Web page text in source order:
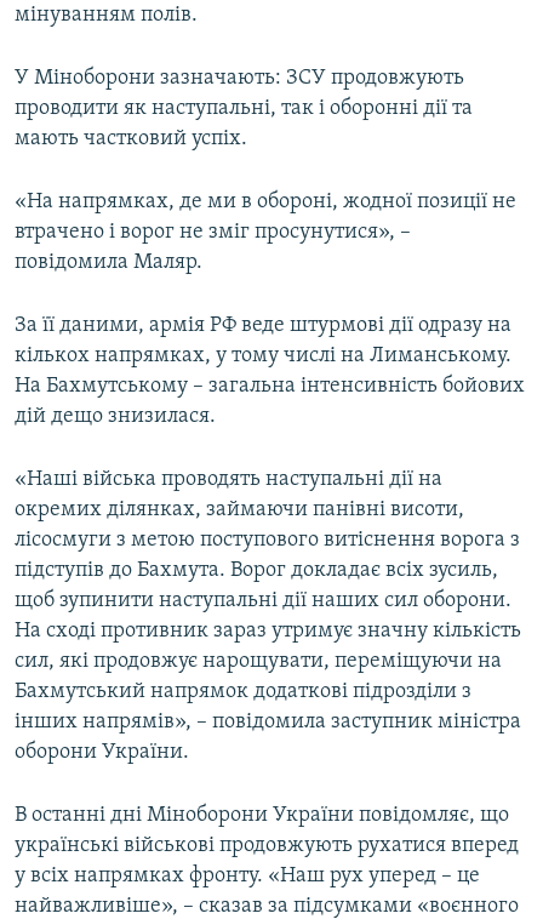
мінуванням полів.
У Міноборони зазначають: ЗСУ продовжують
проводити як наступальні, так і оборонні дії та
мають частковий успіх.
«На напрямках, де ми в обороні, жодної позиції не
втрачено і ворог не зміг просунутися», –
повідомила Маляр.
За її даними, армія РФ веде штурмові дії одразу на
кількох напрямках, у тому числі на Лиманському.
На Бахмутському – загальна інтенсивність бойових
дій дещо знизилася.
«Наші війська проводять наступальні дії на
окремих ділянках, займаючи панівні висоти,
лісосмуги з метою поступового витіснення ворога з
підступів до Бахмута. Ворог докладає всіх зусиль,
щоб зупинити наступальні дії наших сил оборони.
На сході противник зараз утримує значну кількість
сил, які продовжує нарощувати, переміщуючи на
Бахмутський напрямок додаткові підрозділи з
інших напрямів», – повідомила заступник міністра
оборони України.
В останні дні Міноборони України повідомляє, що
українські військові продовжують рухатися вперед
у всіх напрямках фронту. «Наш рух уперед – це
найважливіше», – сказав за підсумками «воєнного